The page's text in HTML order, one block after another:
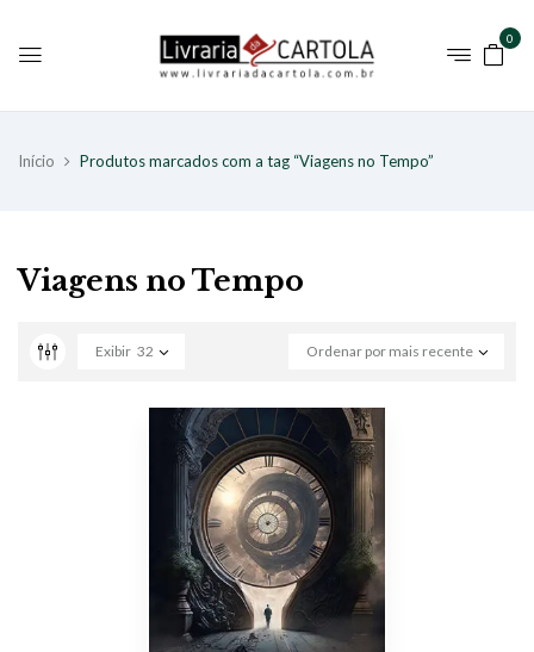
0
Início Produtos marcados com a tag “Viagens no Tempo”
Viagens no Tempo
Ordenar por mais recente
Exibir 32